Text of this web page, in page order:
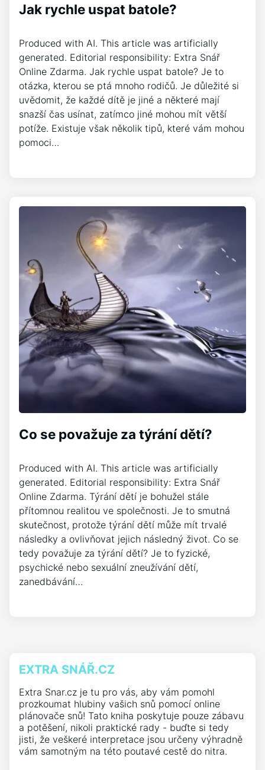
Jak rychle uspat batole?
Produced with AI. This article was artificially
generated. Editorial responsibility: Extra Snář
Online Zdarma. Jak rychle uspat batole? Je to
otázka, kterou se ptá mnoho rodičů. Je důležité si
uvědomit, že každé dítě je jiné a některé mají
snazší čas usínat, zatímco jiné mohou mít větší
potíže. Existuje však několik tipů, které vám mohou
pomoci…
Co se považuje za týrání dětí?
Produced with AI. This article was artificially
generated. Editorial responsibility: Extra Snář
Online Zdarma. Týrání dětí je bohužel stále
přítomnou realitou ve společnosti. Je to smutná
skutečnost, protože týrání dětí může mít trvalé
následky a ovlivňovat jejich následný život. Co se
tedy považuje za týrání dětí? Je to fyzické,
psychické nebo sexuální zneužívání dětí,
zanedbávání…
EXTRA SNÁŘ.CZ
Extra Snar.cz je tu pro vás, aby vám pomohl
prozkoumat hlubiny vašich snů pomocí online
plánovače snů! Tato kniha poskytuje pouze zábavu
a potěšení, nikoli praktické rady - buďte si tedy
jisti, že veškeré interpretace jsou určeny výhradně
vám samotným na této poutavé cestě do nitra.